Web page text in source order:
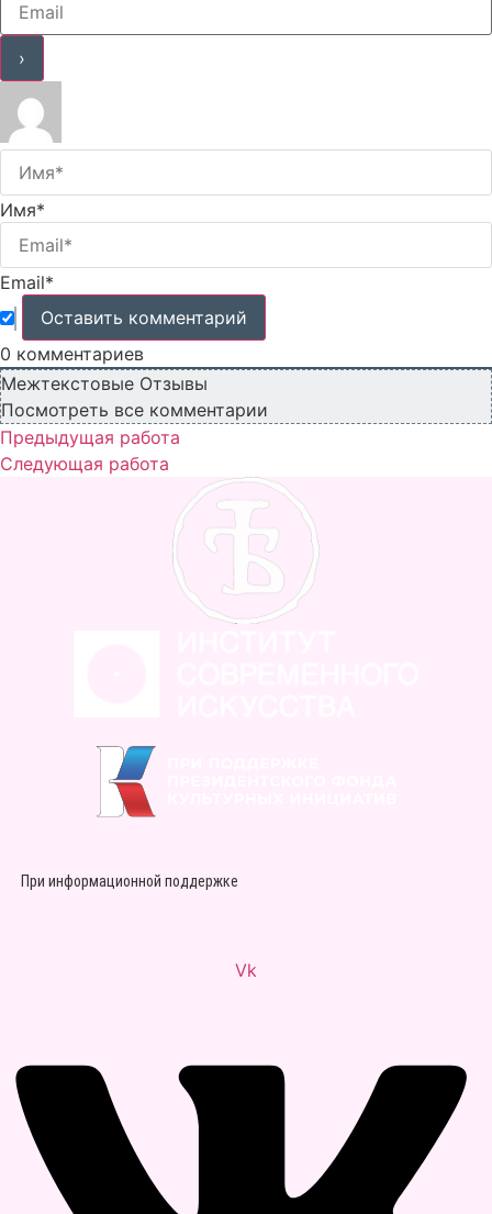
Имя*
Email*
0 комментариев
Межтекстовые Отзывы
Посмотреть все комментарии
Предыдущая работа
Следующая работа
При информационной поддержке
Vk